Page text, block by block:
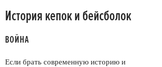
История кепок и бейсболок
ВОЙНА
Если брать современную историю и